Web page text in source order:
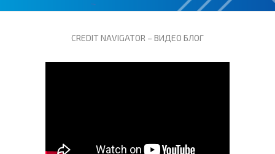
CREDIT NAVIGATOR – ВИДЕО БЛОГ